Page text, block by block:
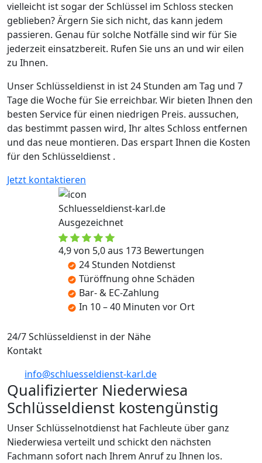
vielleicht ist sogar der Schlüssel im Schloss stecken
geblieben? Ärgern Sie sich nicht, das kann jedem
passieren. Genau für solche Notfälle sind wir für Sie
jederzeit einsatzbereit. Rufen Sie uns an und wir eilen
zu Ihnen.
Unser Schlüsseldienst in ist 24 Stunden am Tag und 7
Tage die Woche für Sie erreichbar. Wir bieten Ihnen den
besten Service für einen niedrigen Preis. aussuchen,
das bestimmt passen wird, Ihr altes Schloss entfernen
und das neue montieren. Das erspart Ihnen die Kosten
für den Schlüsseldienst .
Jetzt kontaktieren
Schluesseldienst-karl.de
Ausgezeichnet
4,9 von 5,0 aus 173 Bewertungen
24 Stunden Notdienst
Türöffnung ohne Schäden
Bar- & EC-Zahlung
In 10 – 40 Minuten vor Ort
24/7 Schlüsseldienst in der Nähe
Kontakt
info@schluesseldienst-karl.de
Qualifizierter Niederwiesa
Schlüsseldienst kostengünstig
Unser Schlüsselnotdienst hat Fachleute über ganz
Niederwiesa verteilt und schickt den nächsten
Fachmann sofort nach Ihrem Anruf zu Ihnen los.